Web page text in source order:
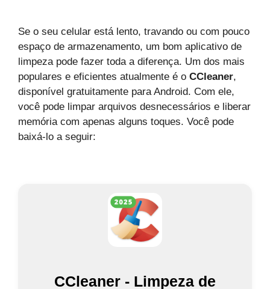
Se o seu celular está lento, travando ou com pouco
espaço de armazenamento, um bom aplicativo de
limpeza pode fazer toda a diferença. Um dos mais
populares e eficientes atualmente é o CCleaner,
disponível gratuitamente para Android. Com ele,
você pode limpar arquivos desnecessários e liberar
memória com apenas alguns toques. Você pode
baixá-lo a seguir:
CCleaner - Limpeza de